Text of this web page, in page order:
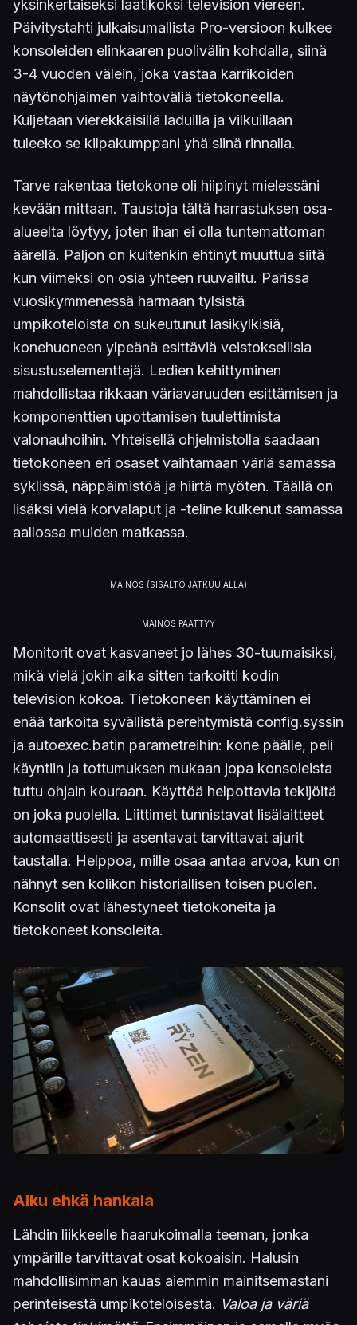
yksinkertaiseksi laatikoksi television viereen.
Päivitystahti julkaisumallista Pro-versioon kulkee
konsoleiden elinkaaren puolivälin kohdalla, siinä
3-4 vuoden välein, joka vastaa karrikoiden
näytönohjaimen vaihtoväliä tietokoneella.
Kuljetaan vierekkäisillä laduilla ja vilkuillaan
tuleeko se kilpakumppani yhä siinä rinnalla.
Tarve rakentaa tietokone oli hiipinyt mielessäni
kevään mittaan. Taustoja tältä harrastuksen osa-
alueelta löytyy, joten ihan ei olla tuntemattoman
äärellä. Paljon on kuitenkin ehtinyt muuttua siitä
kun viimeksi on osia yhteen ruuvailtu. Parissa
vuosikymmenessä harmaan tylsistä
umpikoteloista on sukeutunut lasikylkisiä,
konehuoneen ylpeänä esittäviä veistoksellisia
sisustuselementtejä. Ledien kehittyminen
mahdollistaa rikkaan väriavaruuden esittämisen ja
komponenttien upottamisen tuulettimista
valonauhoihin. Yhteisellä ohjelmistolla saadaan
tietokoneen eri osaset vaihtamaan väriä samassa
syklissä, näppäimistöä ja hiirtä myöten. Täällä on
lisäksi vielä korvalaput ja -teline kulkenut samassa
aallossa muiden matkassa.
Monitorit ovat kasvaneet jo lähes 30-tuumaisiksi,
mikä vielä jokin aika sitten tarkoitti kodin
television kokoa. Tietokoneen käyttäminen ei
enää tarkoita syvällistä perehtymistä config.syssin
ja autoexec.batin parametreihin: kone päälle, peli
käyntiin ja tottumuksen mukaan jopa konsoleista
tuttu ohjain kouraan. Käyttöä helpottavia tekijöitä
on joka puolella. Liittimet tunnistavat lisälaitteet
automaattisesti ja asentavat tarvittavat ajurit
taustalla. Helppoa, mille osaa antaa arvoa, kun on
nähnyt sen kolikon historiallisen toisen puolen.
Konsolit ovat lähestyneet tietokoneita ja
tietokoneet konsoleita.
Alku ehkä hankala
Lähdin liikkeelle haarukoimalla teeman, jonka
ympärille tarvittavat osat kokoaisin. Halusin
mahdollisimman kauas aiemmin mainitsemastani
perinteisestä umpikoteloisesta. Valoa ja väriä